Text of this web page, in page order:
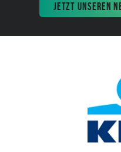
JETZT UNSEREN